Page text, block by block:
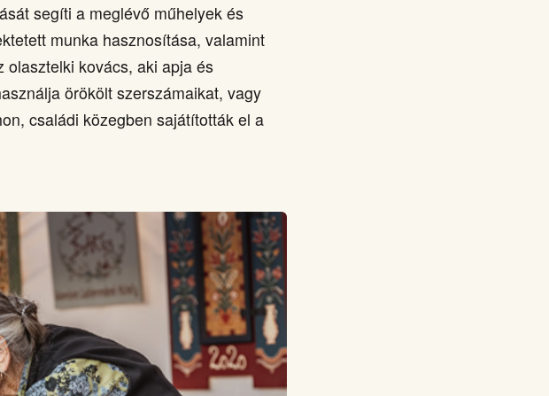
segíti a meglévő műhelyek és
munka hasznosítása, valamint
kovács, aki apja és
örökölt szerszámaikat, vagy
családi közegben sajátították el a